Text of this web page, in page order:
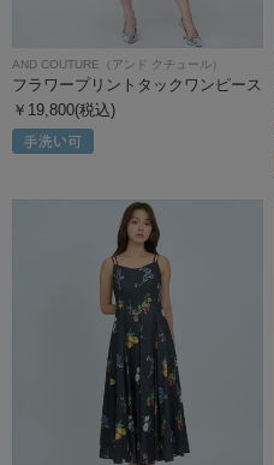
AND COUTURE（アンド クチュール）
フラワープリントタックワンピース
￥19,800(税込)